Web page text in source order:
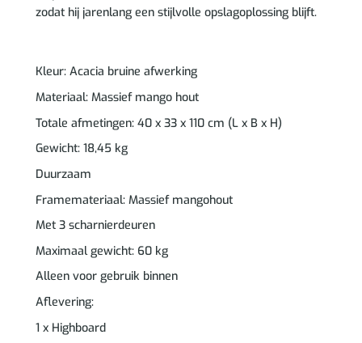
zodat hij jarenlang een stijlvolle opslagoplossing blijft.
Kleur: Acacia bruine afwerking
Materiaal: Massief mango hout
Totale afmetingen: 40 x 33 x 110 cm (L x B x H)
Gewicht: 18,45 kg
Duurzaam
Framemateriaal: Massief mangohout
Met 3 scharnierdeuren
Maximaal gewicht: 60 kg
Alleen voor gebruik binnen
Aflevering:
1 x Highboard